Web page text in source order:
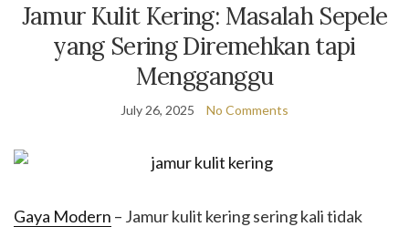
Jamur Kulit Kering: Masalah Sepele
yang Sering Diremehkan tapi
Mengganggu
July 26, 2025 No Comments
Gaya Modern – Jamur kulit kering sering kali tidak